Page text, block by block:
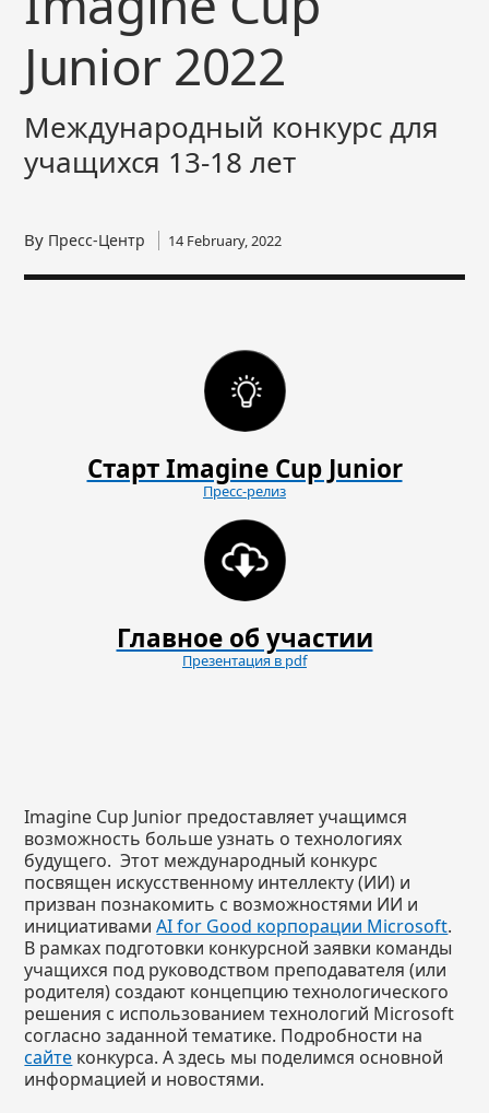
Junior 2022
Международный конкурс для
учащихся 13-18 лет
By Пресс-Центр 14 February, 2022
Старт Imagine Cup Junior
Пресс-релиз
Главное об участии
Презентация в pdf
Imagine Cup Junior предоставляет учащимся
возможность больше узнать о технологиях
будущего. Этот международный конкурс
посвящен искусственному интеллекту (ИИ) и
призван познакомить с возможностями ИИ и
инициативамиAI for Good корпорации Microsoft.
В рамках подготовки конкурсной заявки команды
учащихся под руководством преподавателя (или
родителя) создают концепцию технологического
решения с использованием технологий Microsoft
согласно заданной тематике. Подробности на
сайте конкурса. А здесь мы поделимся основной
информацией и новостями.